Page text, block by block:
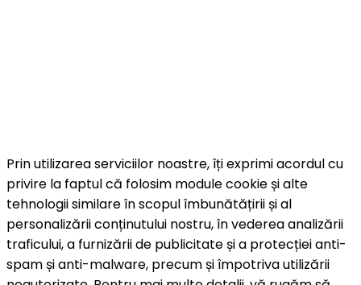
Prin utilizarea serviciilor noastre, îți exprimi acordul cu
privire la faptul că folosim module cookie și alte
tehnologii similare în scopul îmbunătățirii și al
personalizării conținutului nostru, în vederea analizării
traficului, a furnizării de publicitate și a protecției anti-
spam și anti-malware, precum și împotriva utilizării